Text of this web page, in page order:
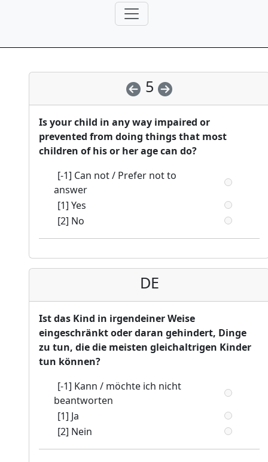
5
Is your child in any way impaired or
prevented from doing things that most
children of his or her age can do?
[-1] Can not / Prefer not to
answer
[1] Yes
[2] No
DE
Ist das Kind in irgendeiner Weise
eingeschränkt oder daran gehindert, Dinge
zu tun, die die meisten gleichaltrigen Kinder
tun können?
[-1] Kann / möchte ich nicht
beantworten
[1] Ja
[2] Nein